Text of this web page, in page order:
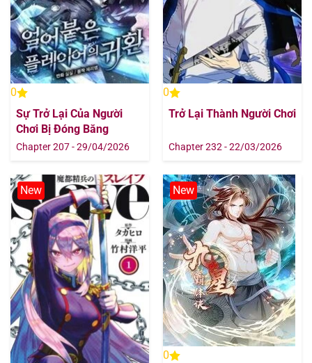
0
Sự Trở Lại Của Người
Chơi Bị Đóng Băng
Chapter 207 - 29/04/2026
0
Trở Lại Thành Người Chơi
Chapter 232 - 22/03/2026
New New
0